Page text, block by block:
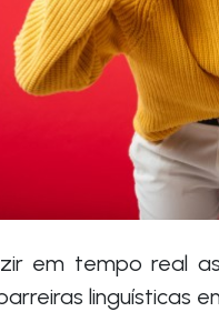
em tempo real
linguísticas